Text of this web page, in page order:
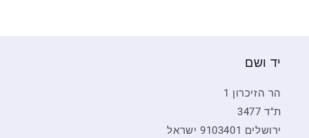
יד ושם
הר הזיכרון 1
ת"ד 3477
ירושלים 9103401 ישראל